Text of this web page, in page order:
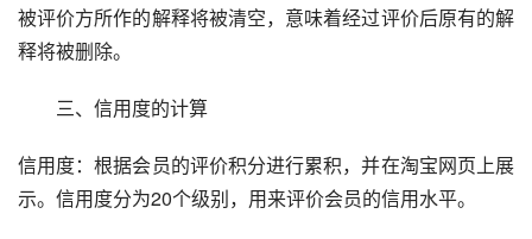
被评价方所作的解释将被清空，意味着经过评价后原有的解
释将被删除。
三、信用度的计算
信用度：根据会员的评价积分进行累积，并在淘宝网页上展
示。信用度分为20个级别，用来评价会员的信用水平。